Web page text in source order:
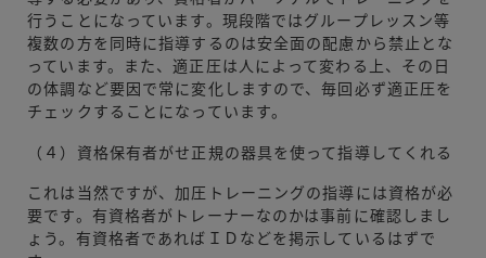
行うことになっています。現段階ではグループレッスン等
複数の方を同時に指導するのは安全面の配慮から禁止とな
っています。また、適正圧は人によって変わる上、その日
の体調など要因で常に変化しますので、毎回必ず適正圧を
チェックすることになっています。
（４）資格保有者がせ正規の器具を使って指導してくれる
これは当然ですが、加圧トレーニングの指導には資格が必
要です。有資格者がトレーナーなのかは事前に確認しまし
ょう。有資格者であればＩＤなどを掲示しているはずで